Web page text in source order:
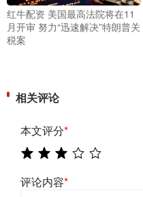
红牛配资 美国最高法院将在11
月开审 努力“迅速解决”特朗普关
税案
相关评论
本文评分*
评论内容*